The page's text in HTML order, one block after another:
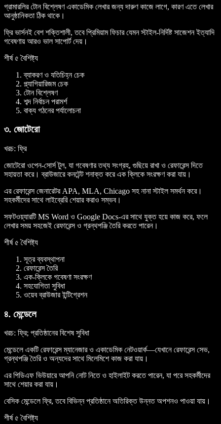
গ্রামারলির টোন বিশ্লেষণ একাডেমিক লেখার জন্য দারুণ কাজে লাগে, কারণ এতে লেখার
আনুষ্ঠানিকতা ঠিক থাকে।
ফ্রি ভার্সনই বেশ শক্তিশালী, তবে প্রিমিয়াম ফিচার যেমন স্টাইল-নির্দিষ্ট সাজেশন ইত্যাদি
গবেষণায় আরও ভাল সাপোর্ট দেয়।
শীর্ষ ৫ বৈশিষ্ট্য
ব্যাকরণ ও যতিচিহ্ন চেক
প্ল্যাগিয়ারিজম চেক
টোন বিশ্লেষণ
শব্দ নির্বাচন পরামর্শ
বাক্য গঠনের পর্যালোচনা
৩. জোটেরো
খরচ: ফ্রি
জোটেরো ওপেন-সোর্স টুল, যা গবেষণার তথ্য সংগ্রহ, গুছিয়ে রাখা ও রেফারেন্স দিতে
সহায়তা করে। ব্রাউজারে কনটেন্ট শনাক্ত করে এক ক্লিকে সংরক্ষণ করা যায়।
এর রেফারেন্স জেনারেটর APA, MLA, Chicago সহ নানা স্টাইল সমর্থন করে।
সহকর্মীদের সাথে লাইব্রেরি শেয়ার করাও সম্ভব।
সফটওয়্যারটি MS Word ও Google Docs-এর সাথে যুক্ত হয়ে কাজ করে, ফলে
লেখার সময় সহজেই রেফারেন্স ও গ্রন্থপঞ্জি তৈরি করতে পারেন।
শীর্ষ ৫ বৈশিষ্ট্য
সূত্র ব্যবস্থাপনা
রেফারেন্স তৈরি
এক-ক্লিকে গবেষণা সংরক্ষণ
সহযোগিতা সুবিধা
ওয়েব ব্রাউজার ইন্টিগ্রেশন
৪. মেন্ডেলে
খরচ: ফ্রি; প্রতিষ্ঠানের বিশেষ সুবিধা
মেন্ডেলে একটি রেফারেন্স ম্যানেজার ও একাডেমিক নেটওয়ার্ক—যেখানে রেফারেন্স সেভ,
গ্রন্থপঞ্জি তৈরি ও অন্যদের সাথে মিলেমিশে কাজ করা যায়।
এর পিডিএফ ভিউয়ারে আপনি নোট নিতে ও হাইলাইট করতে পারেন, যা পরে সহকর্মীদের
সাথে শেয়ার করা যায়।
বেসিক মেন্ডেলে ফ্রি, তবে বিভিন্ন প্রতিষ্ঠানে অতিরিক্ত উন্নত অপশনও পাওয়া যায়।
শীর্ষ ৫ বৈশিষ্ট্য